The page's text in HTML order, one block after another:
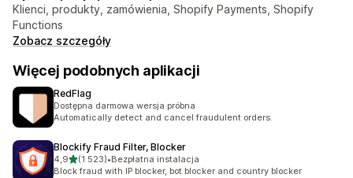
Klienci, produkty, zamówienia, Shopify Payments, Shopify
Functions
Zobacz szczegóły
Więcej podobnych aplikacji
RedFlag
Dostępna darmowa wersja próbna
Automatically detect and cancel fraudulent orders.
Blockify Fraud Filter, Blocker
4,9na 5 gwiazdek
(1 523)
Łączna liczba recenzji: 1523
•Bezpłatna instalacja
Block fraud with IP blocker, bot blocker and country blocker